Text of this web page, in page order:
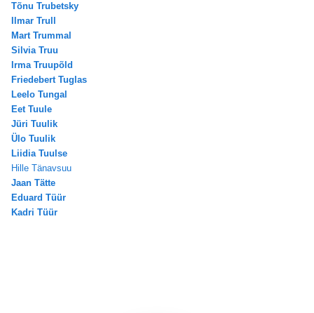
Tõnu Trubetsky
Ilmar Trull
Mart Trummal
Silvia Truu
Irma Truupõld
Friedebert Tuglas
Leelo Tungal
Eet Tuule
Jüri Tuulik
Ülo Tuulik
Liidia Tuulse
Hille Tänavsuu
Jaan Tätte
Eduard Tüür
Kadri Tüür